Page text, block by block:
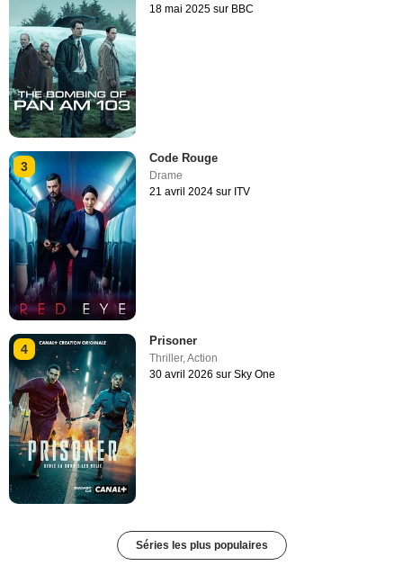
18 mai 2025 sur BBC
3
Code Rouge
Drame
21 avril 2024 sur ITV
4
Prisoner
Thriller,Action
30 avril 2026 sur Sky One
Séries les plus populaires